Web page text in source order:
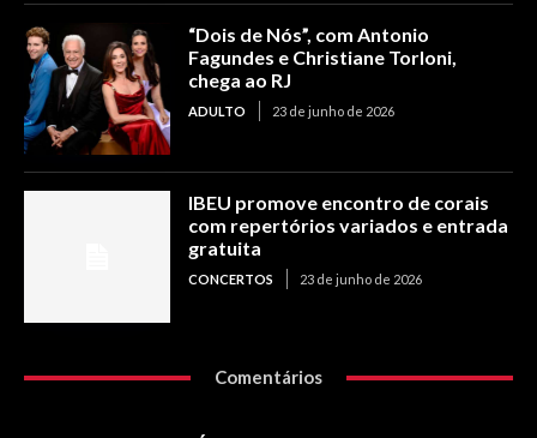
“Dois de Nós”, com Antonio
Fagundes e Christiane Torloni,
chega ao RJ
ADULTO 23 de junho de 2026
IBEU promove encontro de corais
com repertórios variados e entrada
gratuita
CONCERTOS 23 de junho de 2026
Comentários